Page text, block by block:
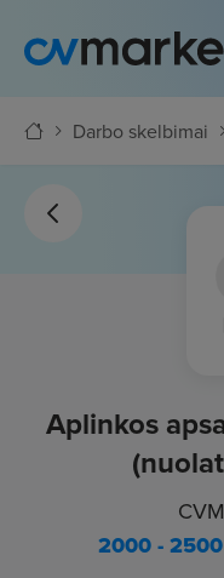
Darbo skelbimai
Aplinkos
2000 - 2500